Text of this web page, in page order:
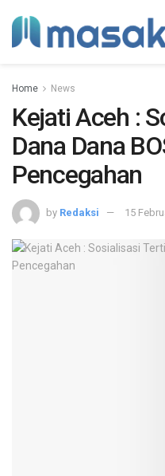
Home News
Kejati Aceh :
Dana Dana
Pencegahan
by Redaksi 15